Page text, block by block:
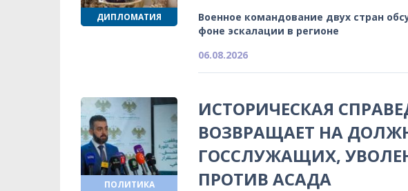
ДИПЛОМАТИЯ
Военное командование двух стран
фоне эскалации в регионе
06.08.2026
ПОЛИТИКА
ИСТОРИЧЕСКАЯ
ВОЗВРАЩАЕТ НА
ГОССЛУЖАЩИХ,
ПРОТИВ АСАДА